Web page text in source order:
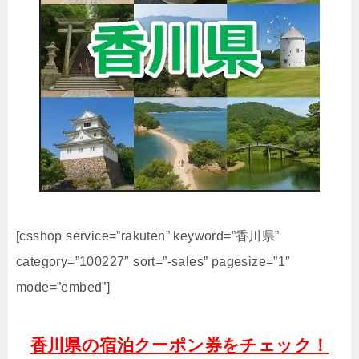
[csshop service=”rakuten” keyword=”香川県”
category=”100227″ sort=”-sales” pagesize=”1″
mode=”embed”]
香川県の宿泊クーポン券をチェック！